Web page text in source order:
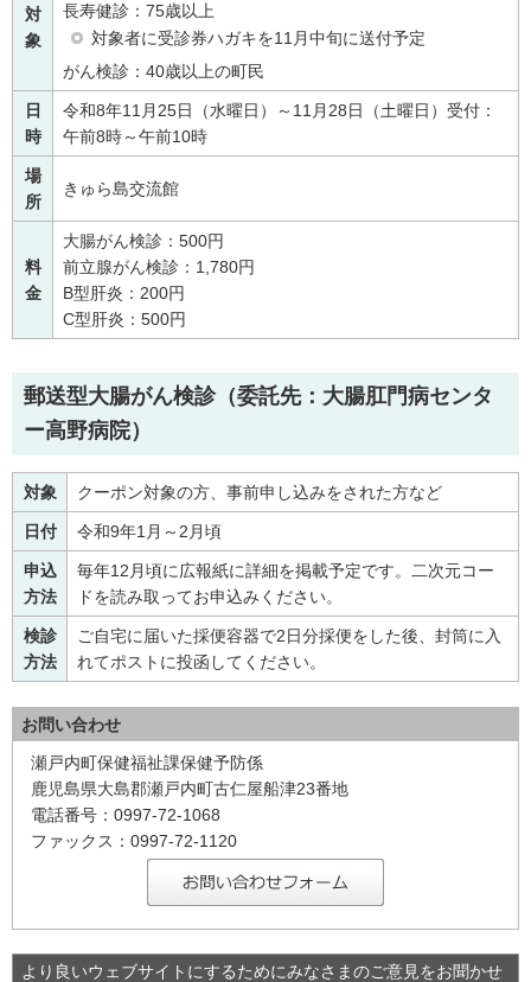
対
象
長寿健診：75歳以上
対象者に受診券ハガキを11月中旬に送付予定
がん検診：40歳以上の町民
日
時
令和8年11月25日（水曜日）～11月28日（土曜日）受付：
午前8時～午前10時
場
所
きゅら島交流館
料
金
大腸がん検診：500円
前立腺がん検診：1,780円
B型肝炎：200円
C型肝炎：500円
郵送型大腸がん検診（委託先：大腸肛門病センタ
ー高野病院）
対象 クーポン対象の方、事前申し込みをされた方など
日付 令和9年1月～2月頃
申込
方法
毎年12月頃に広報紙に詳細を掲載予定です。二次元コー
ドを読み取ってお申込みください。
検診
方法
ご自宅に届いた採便容器で2日分採便をした後、封筒に入
れてポストに投函してください。
お問い合わせ
瀬戸内町保健福祉課保健予防係
鹿児島県大島郡瀬戸内町古仁屋船津23番地
電話番号：0997-72-1068
ファックス：0997-72-1120
より良いウェブサイトにするためにみなさまのご意見をお聞かせ